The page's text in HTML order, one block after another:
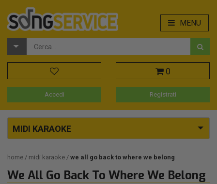
MENU
0
Accedi Registrati
MIDI KARAOKE
home midi karaoke we all go back to where we belong
We All Go Back To Where We Belong